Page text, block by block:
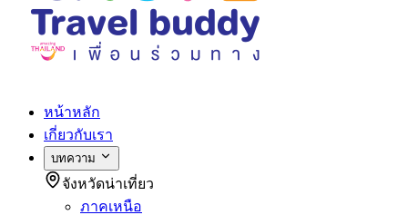
หน้าหลัก
เกี่ยวกับเรา
บทความ
จังหวัดน่าเที่ยว
ภาคเหนือ